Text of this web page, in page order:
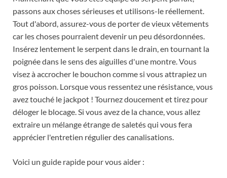
passons aux choses sérieuses et utilisons-le réellement.
Tout d'abord, assurez-vous de porter de vieux vêtements
car les choses pourraient devenir un peu désordonnées.
Insérez lentement le serpent dans le drain, en tournant la
poignée dans le sens des aiguilles d'une montre. Vous
visez à accrocher le bouchon comme si vous attrapiez un
gros poisson. Lorsque vous ressentez une résistance, vous
avez touché le jackpot ! Tournez doucement et tirez pour
déloger le blocage. Si vous avez de la chance, vous allez
extraire un mélange étrange de saletés qui vous fera
apprécier l'entretien régulier des canalisations.
Voici un guide rapide pour vous aider :